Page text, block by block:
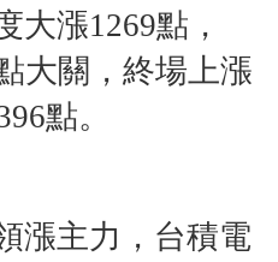
大漲1269點，
大關，終場上漲
點。
漲主力，台積電